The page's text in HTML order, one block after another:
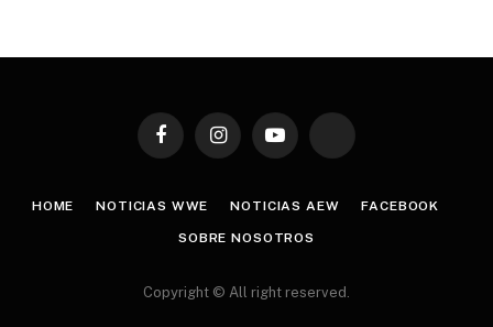
FacebookInstagramYouTube TikTok
HOME NOTICIAS WWE NOTICIAS AEW FACEBOOK
SOBRE NOSOTROS
Copyright © All right reserved.